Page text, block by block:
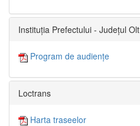
Instituția Prefectului - Județul Olt
Program de audiențe
Loctrans
Harta traseelor